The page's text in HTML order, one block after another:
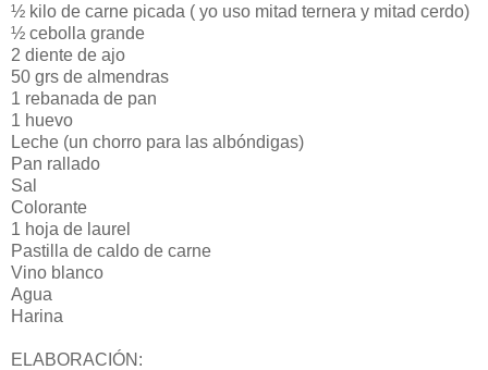
½ kilo de carne picada ( yo uso mitad ternera y mitad cerdo)
½ cebolla grande
2 diente de ajo
50 grs de almendras
1 rebanada de pan
1 huevo
Leche (un chorro para las albóndigas)
Pan rallado
Sal
Colorante
1 hoja de laurel
Pastilla de caldo de carne
Vino blanco
Agua
Harina
ELABORACIÓN: